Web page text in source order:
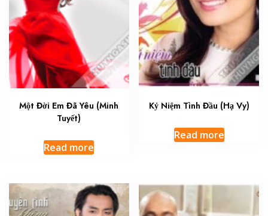
Một Đời Em Đã Yêu (Minh
Tuyết)
Read more
Kỷ Niệm Tình Đầu (Hạ Vy)
Read more